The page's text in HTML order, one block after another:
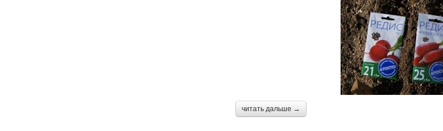
читать дальше →